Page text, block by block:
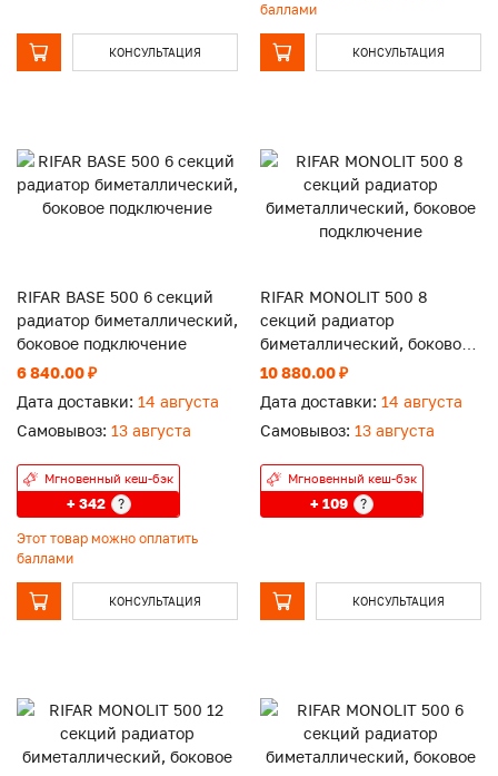
КОНСУЛЬТАЦИЯ
баллами
КОНСУЛЬТАЦИЯ
RIFAR BASE 500 6 секций
радиатор биметаллический,
боковое подключение
6 840.00 ₽
Дата доставки: 14 августа
Самовывоз: 13 августа
Мгновенный кеш-бэк
+ 342 ?
Этот товар можно оплатить
баллами
КОНСУЛЬТАЦИЯ
RIFAR MONOLIT 500 8
секций радиатор
биметаллический, боковое
подключение
10 880.00 ₽
Дата доставки: 14 августа
Самовывоз: 13 августа
Мгновенный кеш-бэк
+ 109 ?
КОНСУЛЬТАЦИЯ